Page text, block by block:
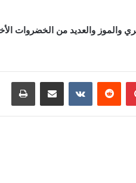
والموز والعديد من الخضروات
بينتيريست